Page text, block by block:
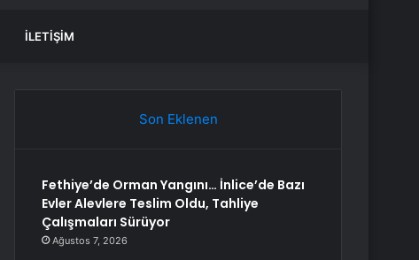
İLETIŞIM
Son Eklenen
Fethiye’de Orman Yangını… İnlice’de Bazı
Evler Alevlere Teslim Oldu, Tahliye
Çalışmaları Sürüyor
Ağustos 7, 2026